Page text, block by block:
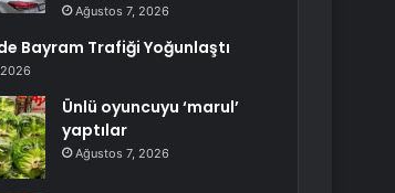
Ağustos 7, 2026
Bayram Trafiği Yoğunlaştı
Ünlü oyuncuyu ‘marul’
yaptılar
Ağustos 7, 2026